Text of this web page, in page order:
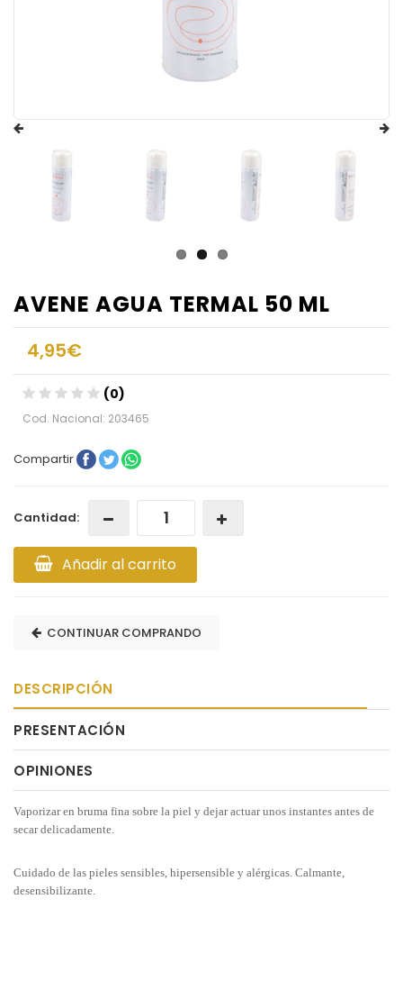
AVENE AGUA TERMAL 50 ML
4,95€
(0)
Cod. Nacional: 203465
Compartir
Cantidad:
Añadir al carrito
CONTINUAR COMPRANDO
DESCRIPCIÓN
PRESENTACIÓN
OPINIONES
Vaporizar en bruma fina sobre la piel y dejar actuar unos instantes antes de
secar delicadamente.
Cuidado de las pieles sensibles, hipersensible y alérgicas. Calmante,
desensibilizante.